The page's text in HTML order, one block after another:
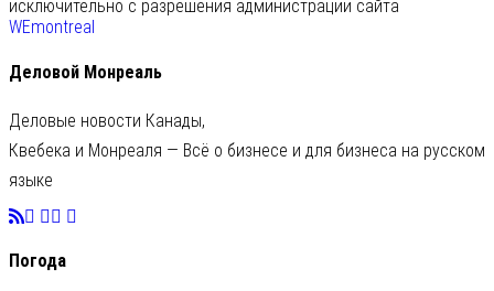
исключительно с разрешения администрации сайта
WEmontreal
Деловой Монреаль
Деловые новости Канады,
Квебека и Монреаля — Всё о бизнесе и для бизнеса на русском
языке
Погода